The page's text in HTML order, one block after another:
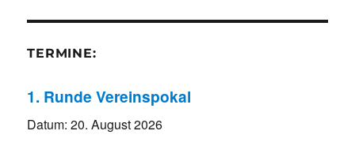
TERMINE:
1. Runde Vereinspokal
Datum:20. August 2026